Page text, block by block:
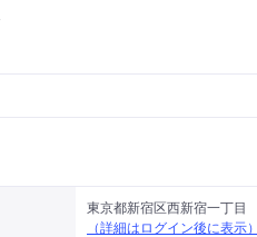
東京都新宿区西新宿一丁目
（詳細はログイン後に表示）